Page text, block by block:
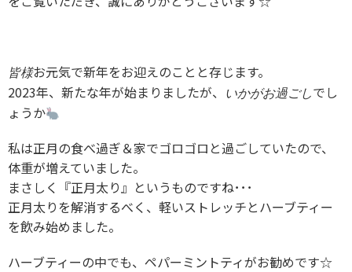
皆様お元気で新年をお迎えのことと存じます。
2023年、新たな年が始まりましたが、
いかがお過ごしでし
ょうか
私は正月の食べ過ぎ＆家でゴロゴロと過ごしていたので、
体重が増えていました。
まさしく『正月太り』というものですね･･･
正月太りを解消するべく、軽いストレッチとハーブティー
を飲み始めました。
ハーブティーの中でも、ペパーミントティがお勧めです☆